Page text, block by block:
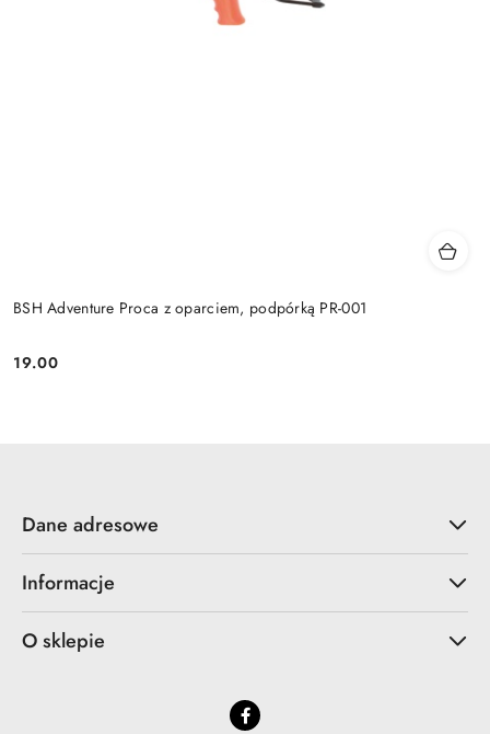
BSH Adventure Proca z oparciem, podpórką PR-001
Cena:
19.00
Dane adresowe
Informacje
O sklepie